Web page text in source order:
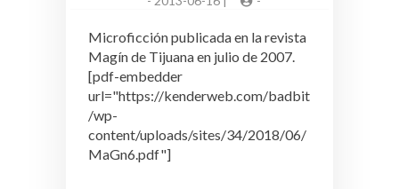
Microficción publicada en la revista
Magín de Tijuana en julio de 2007.
[pdf-embedder
url="https://kenderweb.com/badbit
/wp-
content/uploads/sites/34/2018/06/
MaGn6.pdf"]